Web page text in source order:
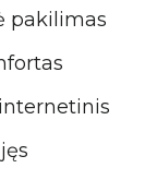
pakilimas